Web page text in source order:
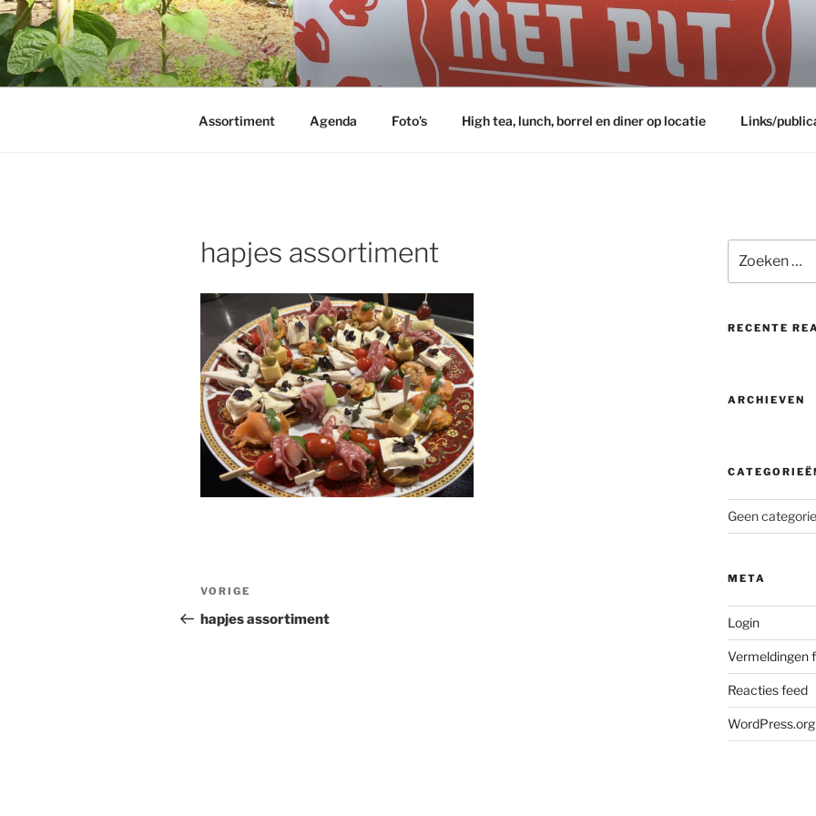
Ga
naar
de
inhoud
Assortiment Agenda Foto’s High tea, lunch, borrel en diner op locatie Links/
hapjes assortiment
Bericht
navigatie
Vorig
bericht
VORIGE
hapjes assortiment
naar:
RECENTE
ARCHIEVEN
Geen
META
Login
Vermeldingen
Reacties feed
WordPress.org